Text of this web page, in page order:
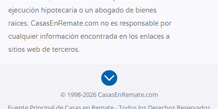
© 1998-2026 CasasEnRemate.com